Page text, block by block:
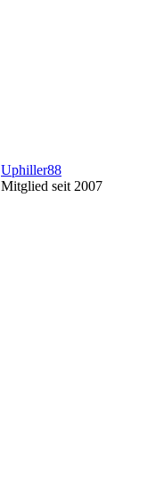
Uphiller88
Mitglied seit 2007